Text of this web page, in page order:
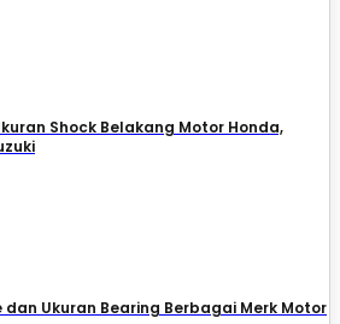
Shock Belakang Motor Honda,
dan Ukuran Bearing Berbagai Merk Motor